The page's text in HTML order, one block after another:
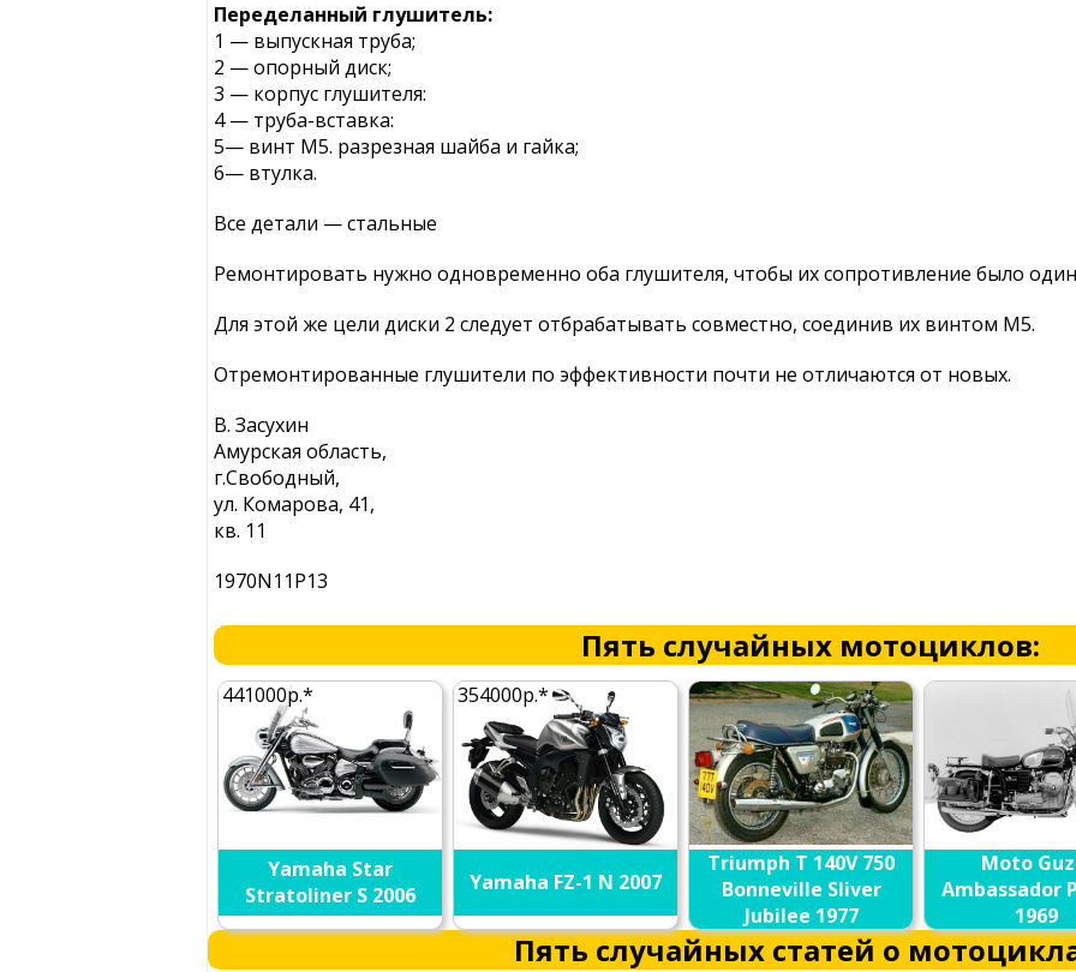
Переделанный глушитель:
1 — выпускная труба;
2 — опорный диск;
3 — корпус глушителя:
4 — труба-вставка:
5— винт М5. разрезная шайба и гайка;
6— втулка.
Все детали — стальные
Ремонтировать нужно одновременно оба глушителя, чтобы их сопротивление было
Для этой же цели диски 2 следует отбрабатывать совместно, соединив их винтом М5.
Отремонтированные глушители по эффективности почти не отличаются от новых.
В. Засухин
Амурская область,
г.Свободный,
ул. Комарова, 41,
кв. 11
1970N11P13
Пять случайных мотоциклов:
441000р.*
Yamaha Star
Stratoliner S 2006
354000р.*
Yamaha FZ-1 N 2007
Triumph T 140V 750
Bonneville Sliver
Jubilee 1977
Moto
Ambassador
1969
Пять случайных статей о